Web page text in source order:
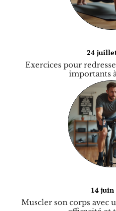
24
Exercices pour
importants
14 juin
Muscler son corps avec